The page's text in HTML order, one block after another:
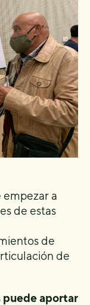
a
de estas
de
de
puede aportar